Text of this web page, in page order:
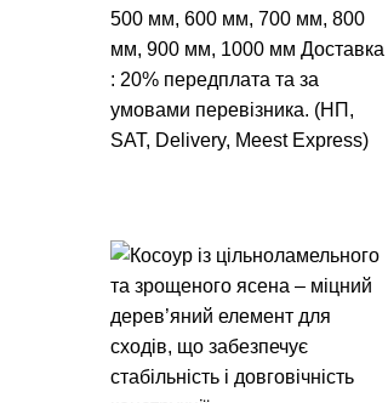
500 мм, 600 мм, 700 мм, 800
мм, 900 мм, 1000 мм Доставка
: 20% передплата та за
умовами перевізника. (НП,
SAT, Delivery, Meest Express)